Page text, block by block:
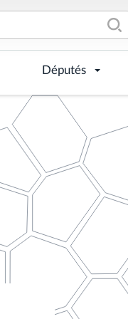
Députés